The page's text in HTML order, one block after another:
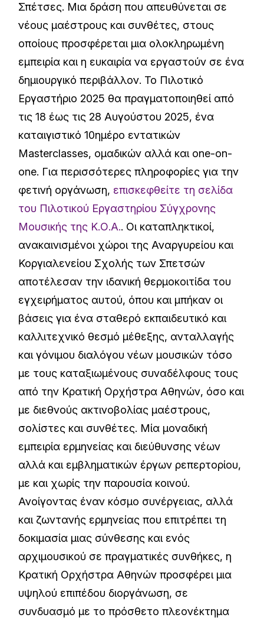
Σπέτσες. Μια δράση που απευθύνεται σε
νέους μαέστρους και συνθέτες, στους
οποίους προσφέρεται μια ολοκληρωμένη
εμπειρία και η ευκαιρία να εργαστούν σε ένα
δημιουργικό περιβάλλον. To Πιλοτικό
Εργαστήριο 2025 θα πραγματοποιηθεί από
τις 18 έως τις 28 Αυγούστου 2025, ένα
καταιγιστικό 10ημέρο εντατικών
Masterclasses, ομαδικών αλλά και one-on-
one. Για περισσότερες πληροφορίες για την
φετινή οργάνωση, επισκεφθείτε τη σελίδα
του Πιλοτικού Εργαστηρίου Σύγχρονης
Μουσικής της Κ.Ο.Α.. Οι καταπληκτικοί,
ανακαινισμένοι χώροι της Αναργυρείου και
Κοργιαλενείου Σχολής των Σπετσών
αποτέλεσαν την ιδανική θερμοκοιτίδα του
εγχειρήματος αυτού, όπου και μπήκαν οι
βάσεις για ένα σταθερό εκπαιδευτικό και
καλλιτεχνικό θεσμό μέθεξης, ανταλλαγής
και γόνιμου διαλόγου νέων μουσικών τόσο
με τους καταξιωμένους συναδέλφους τους
από την Κρατική Ορχήστρα Αθηνών, όσο και
με διεθνούς ακτινοβολίας μαέστρους,
σολίστες και συνθέτες. Μία μοναδική
εμπειρία ερμηνείας και διεύθυνσης νέων
αλλά και εμβληματικών έργων ρεπερτορίου,
με και χωρίς την παρουσία κοινού.
Ανοίγοντας έναν κόσμο συνέργειας, αλλά
και ζωντανής ερμηνείας που επιτρέπει τη
δοκιμασία μιας σύνθεσης και ενός
αρχιμουσικού σε πραγματικές συνθήκες, η
Κρατική Ορχήστρα Αθηνών προσφέρει μια
υψηλού επιπέδου διοργάνωση, σε
συνδυασμό με το πρόσθετο πλεονέκτημα